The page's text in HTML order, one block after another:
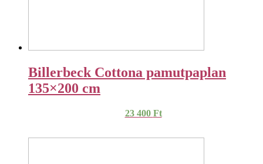
Billerbeck Cottona pamutpaplan
135×200 cm
23 400 Ft